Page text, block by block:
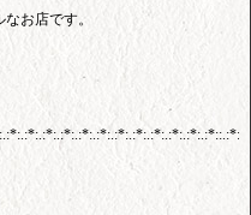
お店です。